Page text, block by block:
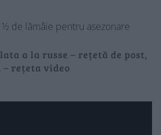
de lămâie pentru asezonare
a la russe – rețetă de post,
– rețeta video